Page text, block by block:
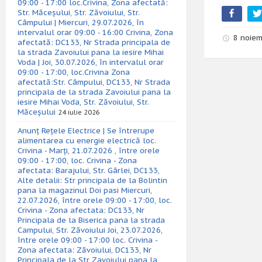
8
09:00 - 17:00 loc.Crivina, Zona afectată:
Str. Măceșului, Str. Zăvoiului, Str.
Câmpului | Miercuri, 29.07.2026, în
intervalul orar 09:00 - 16:00 Crivina, Zona
afectată: DC133, Nr Strada principala de
la strada Zavoiului pana la iesire Mihai
Voda | Joi, 30.07.2026, în intervalul orar
09:00 - 17:00, loc.Crivina Zona
afectată:Str. Câmpului, DC133, Nr Strada
principala de la strada Zavoiului pana la
iesire Mihai Voda, Str. Zăvoiului, Str.
Măceșului 24 iulie 2026
Anunț Rețele Electrice | Se întrerupe
alimentarea cu energie electrică loc.
Crivina - Marți, 21.07.2026 , între orele
09:00 - 17:00, loc. Crivina - Zona
afectata: Barajului, Str. Gârlei, DC133,
Alte detalii: Str principala de la Bolintin
pana la magazinul Doi pasi Miercuri,
22.07.2026, între orele 09:00 - 17:00, loc.
Crivina - Zona afectata: DC133, Nr
Principala de la Biserica pana la strada
Campului, Str. Zăvoiului Joi, 23.07.2026,
între orele 09:00 - 17:00 loc. Crivina -
Zona afectata: Zăvoiului, DC133, Nr
Principala de la Str Zavoiului pana la